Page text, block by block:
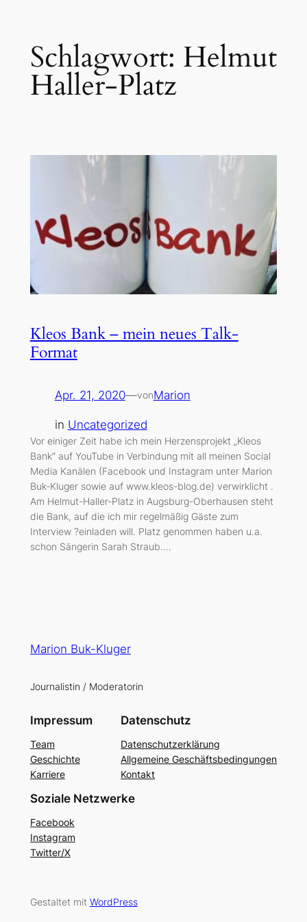
Inhalt
springenSchlagwort: Helmut
Haller-Platz
Kleos Bank – mein neues Talk-
Format
Apr. 21, 2020—vonMarion
in Uncategorized
Vor einiger Zeit habe ich mein Herzensprojekt „Kleos
Bank“ auf YouTube in Verbindung mit all meinen Social
Media Kanälen (Facebook und Instagram unter Marion
Buk-Kluger sowie auf www.kleos-blog.de) verwirklicht .
Am Helmut-Haller-Platz in Augsburg-Oberhausen steht
die Bank, auf die ich mir regelmäßig Gäste zum
Interview ?einladen will. Platz genommen haben u.a.
schon Sängerin Sarah Straub.…
Marion Buk-Kluger
Journalistin / Moderatorin
Impressum
Team
Geschichte
Karriere
Datenschutz
Datenschutzerklärung
Allgemeine Geschäftsbedingungen
Kontakt
Soziale Netzwerke
Facebook
Instagram
Twitter/X
Gestaltet mit WordPress